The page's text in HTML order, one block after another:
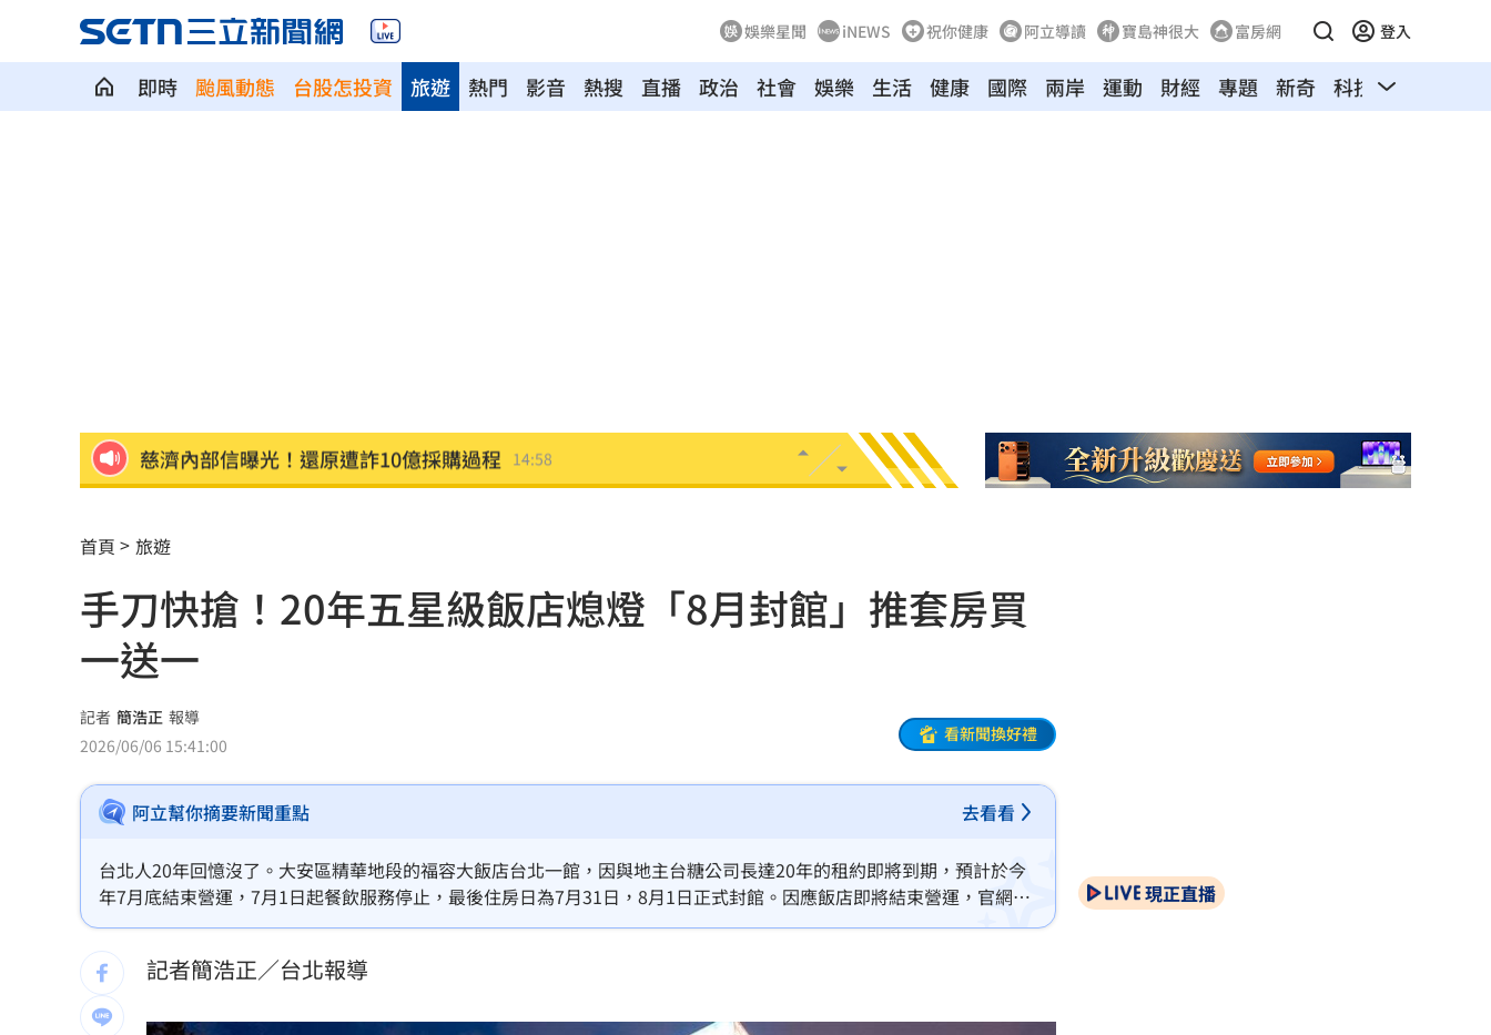
娛樂星聞 iNEWS 祝你健康 阿立導讀 寶島神很大 富房網 登入
即時 颱風動態 台股怎投資 熱門 影音 熱搜 直播 政治 社會 娛樂 生活 健康 國際 兩岸 運動 財經 專題 新奇 科技
旅遊 汽車
慈濟內部信曝光！還原遭詐10億採購過程 14:58
中秋不吃月餅！最黑蛋黃酥、老店蛋捲開搶
演活腦麻患者奪獎 柯淑勤愛女放話嗆媽媽 14:50
役男潛逃被抓曝悲慘處境！兄母入獄缺錢花
雨天鞋子濕「1錯誤習慣」香港腳黴菌狂長
上節目驚傳拿不到酬勞 8點檔男星曝內幕
白海豚殺到家門口！下週恐又有熱帶擾動
自稱台大學姐遭追問 姜厚任女友回應了 14:33
非洲這國拒絕台灣護照入境 外交部發聲了
不斷更新／8日國籍航空、船班異動一次看 14:30
首頁 旅遊
手刀快搶！20年五星級飯店熄燈「8月封館」推套房買
一送一
記者 簡浩正 報導
2026/06/06 15:41:00
看新聞換好禮
阿立幫你摘要新聞重點 去看看
台北人20年回憶沒了。大安區精華地段的福容大飯店台北一館，因與地主台糖公司長達20年的租約即將到期，預計於今
年7月底結束營運，7月1日起餐飲服務停止，最後住房日為7月31日，8月1日正式封館。因應飯店即將結束營運，官網推
出住房及餐飲優惠，包括套房買一送一專案。（記者：簡浩正）
記者簡浩正／台北報導
現正直播